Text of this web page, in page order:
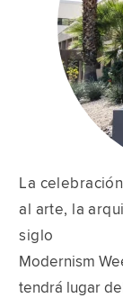
La
al arte, la
siglo
Modernism
tendrá lugar